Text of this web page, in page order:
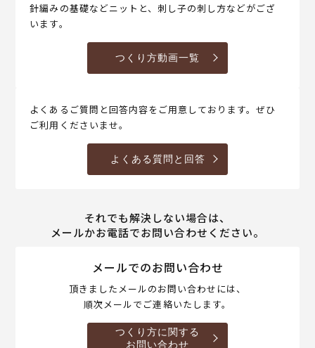
針編みの基礎などニットと、刺し子の刺し方などがござ
います。
つくり方動画一覧
よくあるご質問と回答内容をご用意しております。ぜひ
ご利用くださいませ。
よくある質問と回答
それでも解決しない場合は、
メールかお電話でお問い合わせください。
メールでのお問い合わせ
頂きましたメールのお問い合わせには、
順次メールでご連絡いたします。
つくり方に関する
お問い合わせ